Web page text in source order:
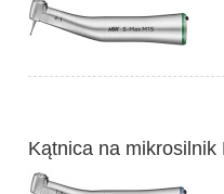
Kątnica na